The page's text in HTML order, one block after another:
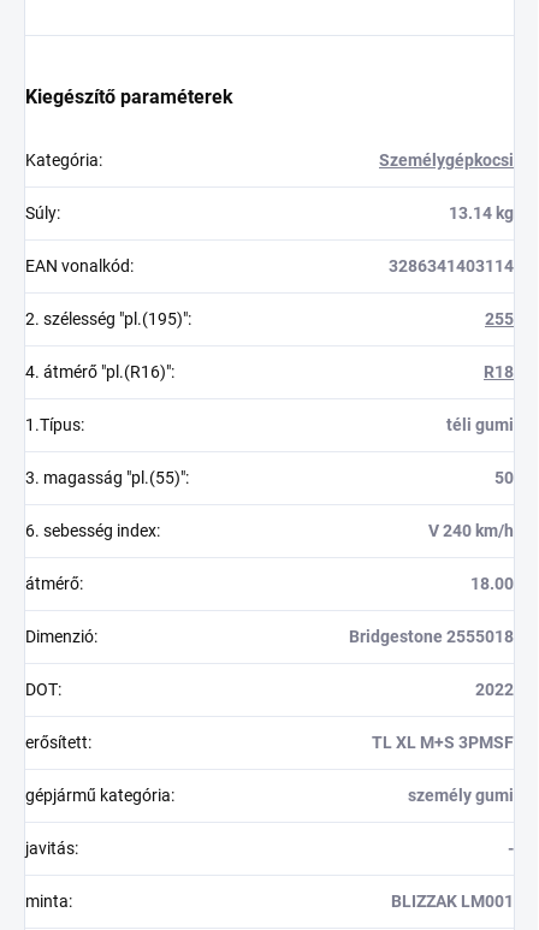
Kiegészítő paraméterek
Kategória: Személygépkocsi
Súly: 13.14 kg
EAN vonalkód: 3286341403114
2. szélesség "pl.(195)": 255
4. átmérő "pl.(R16)": R18
1.Típus: téli gumi
3. magasság "pl.(55)": 50
6. sebesség index: V 240 km/h
átmérő: 18.00
Dimenzió: Bridgestone 2555018
DOT: 2022
erősített: TL XL M+S 3PMSF
gépjármű kategória: személy gumi
javitás: -
minta: BLIZZAK LM001